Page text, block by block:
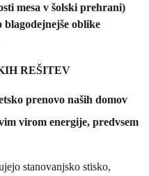
mesa v šolski prehrani)
oblike
REŠITEV
prenovo naših domov
virom energije, predvsem
stanovanjsko stisko,